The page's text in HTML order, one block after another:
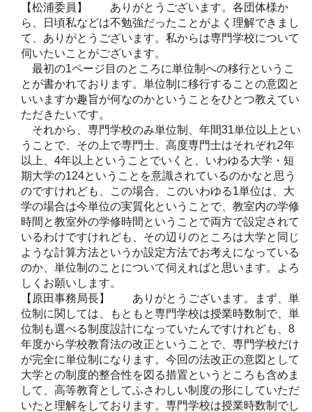
【松浦委員】 ありがとうございます。各団体様か
ら、日頃私などは不勉強だったことがよく理解できまし
て、ありがとうございます。私からは専門学校について
伺いたいことがございます。
最初の1ページ目のところに単位制への移行というこ
とが書かれております。単位制に移行することの意図と
いいますか趣旨が何なのかということをひとつ教えてい
ただきたいです。
それから、専門学校のみ単位制、年間31単位以上とい
うことで、その上で専門士、高度専門士はそれぞれ2年
以上、4年以上ということでいくと、いわゆる大学・短
期大学の124ということを意識されているのかなと思う
のですけれども、この場合、このいわゆる1単位は、大
学の場合は今単位の実質化ということで、教室内の学修
時間と教室外の学修時間ということで両方で設定されて
いるわけですけれども、その辺りのところは大学と同じ
ような計算方法というか設定方法でお考えになっている
のか、単位制のことについて伺えればと思います。よろ
しくお願いします。
【原田事務局長】 ありがとうございます。まず、単
位制に関しては、もともと専門学校は授業時数制で、単
位制も選べる制度設計になっていたんですけれども、8
年度から学校教育法の改正ということで、専門学校だけ
が完全に単位制になります。今回の法改正の意図として
大学との制度的整合性を図る措置というところも含めま
して、高等教育としてふさわしい制度の形にしていただ
いたと理解をしております。専門学校は授業時数制でし